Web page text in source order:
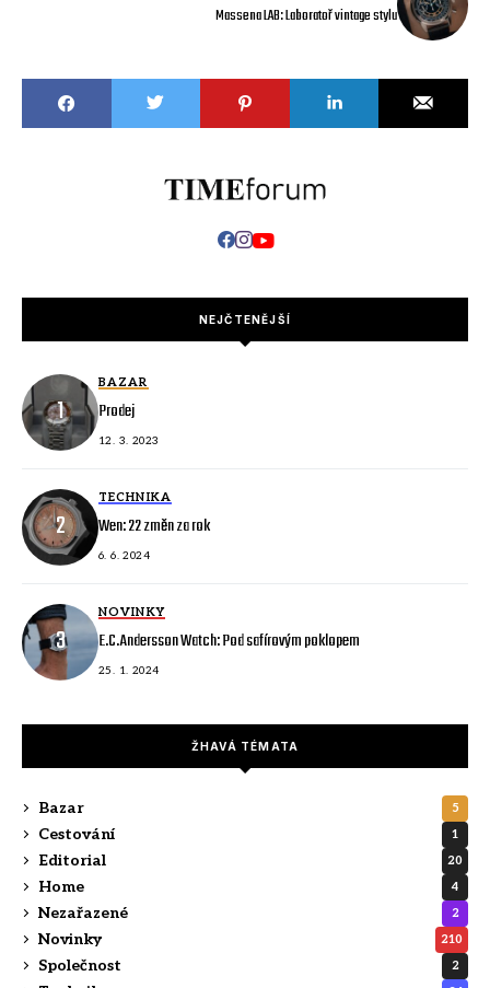
Massena LAB: Laboratoř vintage stylu
NEJČTENĚJŠÍ
BAZAR
Prodej
12. 3. 2023
TECHNIKA
Wen: 22 změn za rok
6. 6. 2024
NOVINKY
E.C.Andersson Watch: Pod safírovým poklopem
25. 1. 2024
ŽHAVÁ TÉMATA
Bazar 5
Cestování 1
Editorial 20
Home 4
Nezařazené 2
Novinky 210
Společnost 2